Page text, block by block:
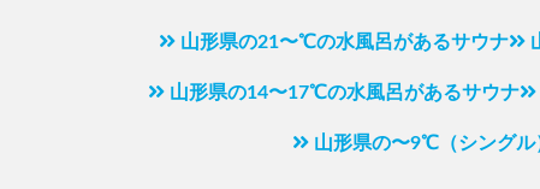
山形県の21〜℃の水風呂があるサウナ
山形県の14〜17℃の水風呂があるサウナ
山形県の〜9℃（シング